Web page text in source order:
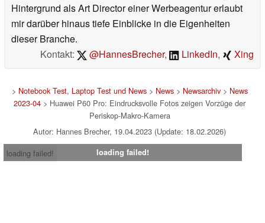
Hintergrund als Art Director einer Werbeagentur erlaubt
mir darüber hinaus tiefe Einblicke in die Eigenheiten
dieser Branche.
Kontakt:
@HannesBrecher, LinkedIn, Xing
> Notebook Test, Laptop Test und News> News> Newsarchiv> News
2023-04 > Huawei P60 Pro: Eindrucksvolle Fotos zeigen Vorzüge der
Periskop-Makro-Kamera
Autor: Hannes Brecher, 19.04.2023 (Update: 18.02.2026)
loading failed!
loading failed!